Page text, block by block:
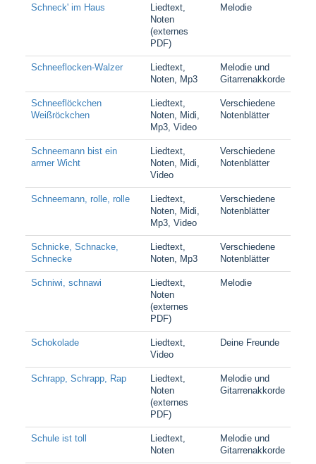
Schneck' im Haus
Liedtext,
Noten
(externes
PDF)
Melodie
Schneeflocken-Walzer
Liedtext,
Noten, Mp3
Melodie und
Gitarrenakkorde
Schneeflöckchen
Weißröckchen
Liedtext,
Noten, Midi,
Mp3, Video
Verschiedene
Notenblätter
Schneemann bist ein
armer Wicht
Liedtext,
Noten, Midi,
Video
Verschiedene
Notenblätter
Schneemann, rolle, rolle
Liedtext,
Noten, Midi,
Mp3, Video
Verschiedene
Notenblätter
Schnicke, Schnacke,
Schnecke
Liedtext,
Noten, Mp3
Verschiedene
Notenblätter
Schniwi, schnawi
Liedtext,
Noten
(externes
PDF)
Melodie
Schokolade
Liedtext,
Video
Deine Freunde
Schrapp, Schrapp, Rap
Liedtext,
Noten
(externes
PDF)
Melodie und
Gitarrenakkorde
Schule ist toll
Liedtext,
Noten
Melodie und
Gitarrenakkorde